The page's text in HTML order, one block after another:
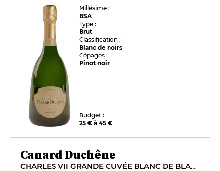
Millésime :
BSA
Type :
Brut
Classification :
Blanc de noirs
Cépages :
Pinot noir
Budget :
25 € à 45 €
Canard Duchêne
CHARLES VII GRANDE CUVÉE BLANC DE BLANCS